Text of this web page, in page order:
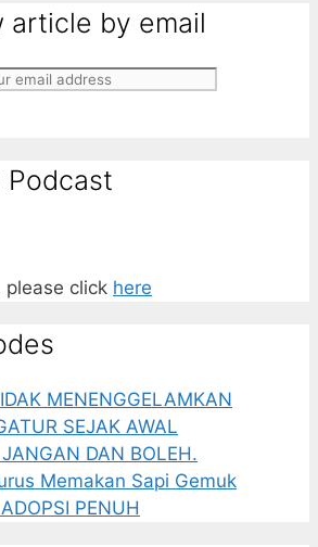
article by email
Podcast
please click here
MENENGGELAMKAN
SEJAK AWAL
DAN BOLEH.
Memakan Sapi Gemuk
PENUH